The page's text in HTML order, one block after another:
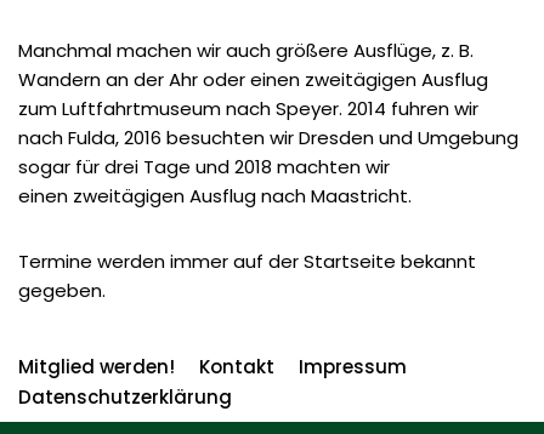
Manchmal machen wir auch größere Ausflüge, z. B.
Wandern an der Ahr oder einen zweitägigen Ausflug
zum Luftfahrtmuseum nach Speyer. 2014 fuhren wir
nach Fulda, 2016 besuchten wir Dresden und Umgebung
sogar für drei Tage und 2018 machten wir
einen zweitägigen Ausflug nach Maastricht.
Termine werden immer auf der Startseite bekannt
gegeben.
Mitglied werden! Kontakt
Impressum
Datenschutzerklärung